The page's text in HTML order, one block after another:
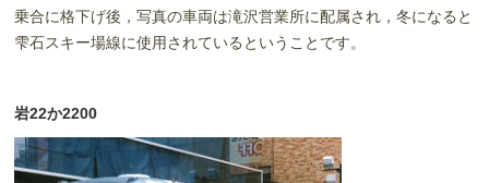
乗合に格下げ後，写真の車両は滝沢営業所に配属され，冬になると
雫石スキー場線に使用されているということです。
岩22か2200